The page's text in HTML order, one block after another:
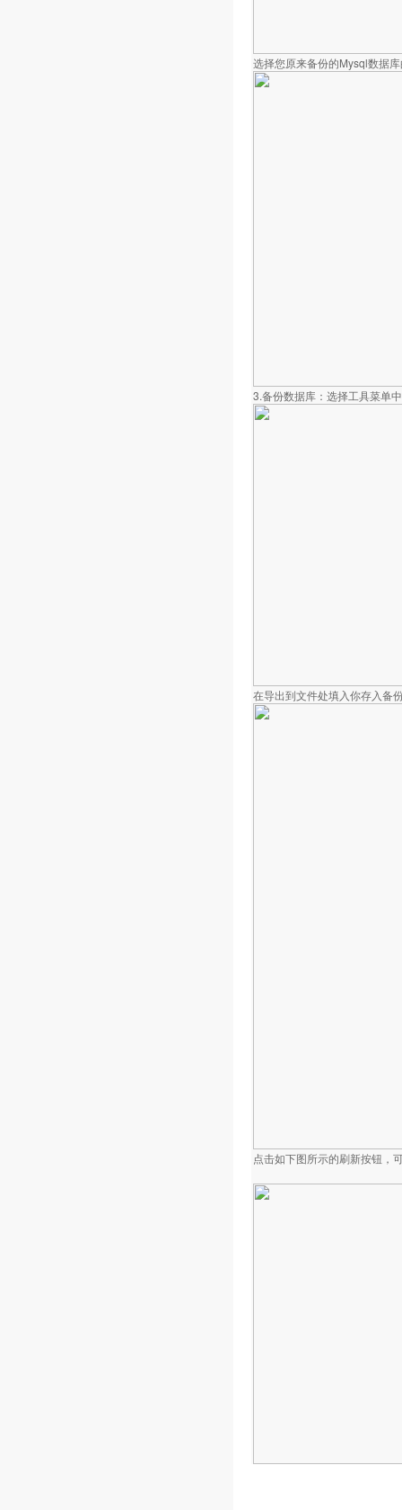
选择您原来备份的Mysql数据
3.备份数据库：选择工具菜单
在导出到文件处填入你存入备
点击如下图所示的刷新按钮，